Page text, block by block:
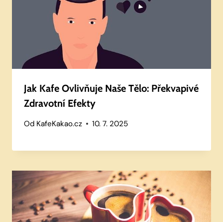
Jak Kafe Ovlivňuje Naše Tělo: Překvapivé
Zdravotní Efekty
Od KafeKakao.cz 10. 7. 2025